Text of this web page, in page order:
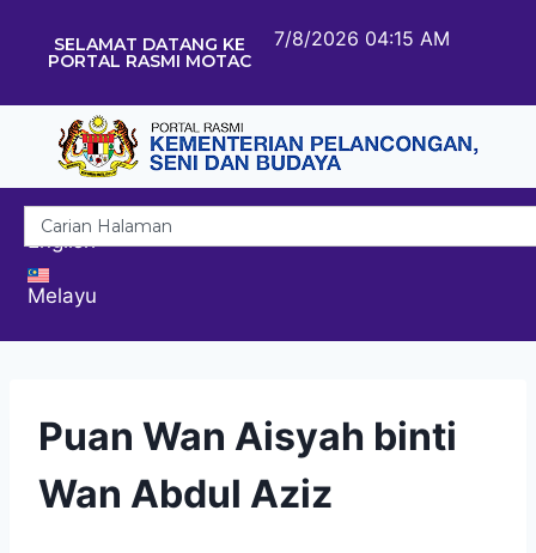
SELAMAT DATANG KE
PORTAL RASMI MOTAC
7/8/2026 04:15 AM
English
Melayu
Puan Wan Aisyah binti
Wan Abdul Aziz